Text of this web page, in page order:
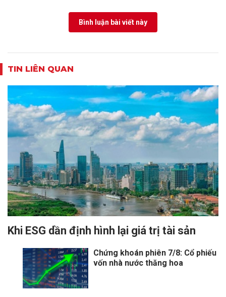
Bình luận bài viết này
TIN LIÊN QUAN
Khi ESG dần định hình lại giá trị tài sản
Chứng khoán phiên 7/8: Cổ phiếu
vốn nhà nước thăng hoa